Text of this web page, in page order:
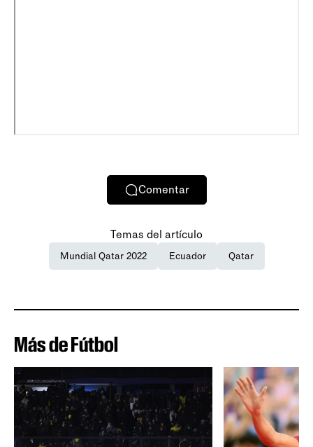
Comentar
Temas del artículo
Mundial Qatar 2022 Ecuador Qatar
Más de Fútbol